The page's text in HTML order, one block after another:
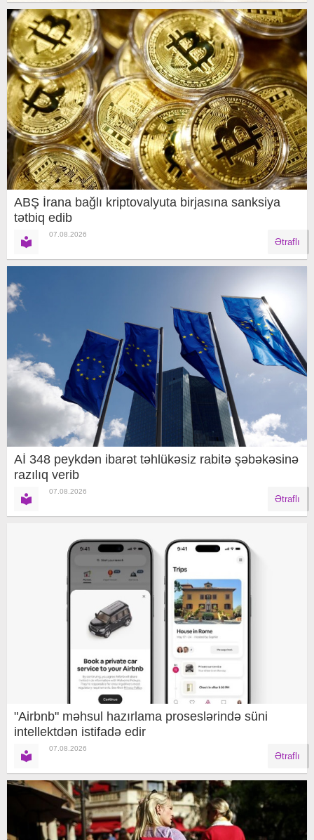
ABŞ İrana bağlı kriptovalyuta birjasına sanksiya
tətbiq edib
07.08.2026
Ətraflı
Aİ 348 peykdən ibarət təhlükəsiz rabitə şəbəkəsinə
razılıq verib
07.08.2026
Ətraflı
"Airbnb" məhsul hazırlama proseslərində süni
intellektdən istifadə edir
07.08.2026
Ətraflı